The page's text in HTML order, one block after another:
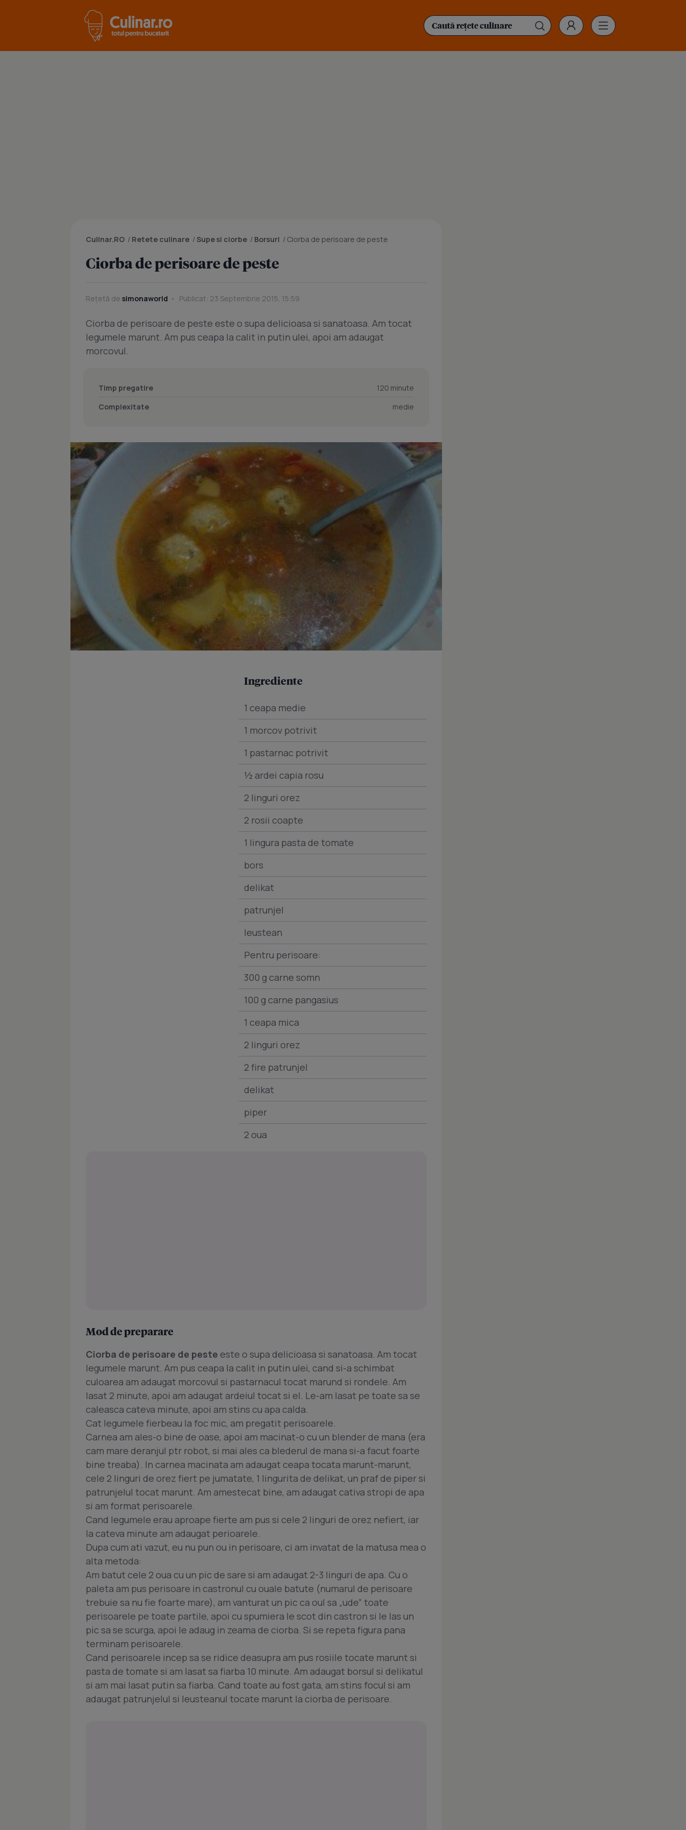
Culinar.RO / Retete culinare / Supe si ciorbe / Borsuri / Ciorba de perisoare de peste
Ciorba de perisoare de peste
Rețetă de simonaworld Publicat: 23 Septembrie 2015, 15:59
Ciorba de perisoare de peste este o supa delicioasa si sanatoasa. Am tocat
legumele marunt. Am pus ceapa la calit in putin ulei, apoi am adaugat
morcovul.
Timp pregatire
120 minute
Complexitate
medie
Ingrediente
1 ceapa medie
1 morcov potrivit
1 pastarnac potrivit
½ ardei capia rosu
2 linguri orez
2 rosii coapte
1 lingura pasta de tomate
bors
delikat
patrunjel
leustean
Pentru perisoare:
300 g carne somn
100 g carne pangasius
1 ceapa mica
2 linguri orez
2 fire patrunjel
delikat
piper
2 oua
Mod de preparare
Ciorba de perisoare de peste este o supa delicioasa si sanatoasa. Am tocat
legumele marunt. Am pus ceapa la calit in putin ulei, cand si-a schimbat
culoarea am adaugat morcovul si pastarnacul tocat marund si rondele. Am
lasat 2 minute, apoi am adaugat ardeiul tocat si el. Le-am lasat pe toate sa se
caleasca cateva minute, apoi am stins cu apa calda.
Cat legumele fierbeau la foc mic, am pregatit perisoarele.
Carnea am ales-o bine de oase, apoi am macinat-o cu un blender de mana (era
cam mare deranjul ptr robot, si mai ales ca blederul de mana si-a facut foarte
bine treaba). In carnea macinata am adaugat ceapa tocata marunt-marunt,
cele 2 linguri de orez fiert pe jumatate, 1 lingurita de delikat, un praf de piper si
patrunjelul tocat marunt. Am amestecat bine, am adaugat cativa stropi de apa
si am format perisoarele.
Cand legumele erau aproape fierte am pus si cele 2 linguri de orez nefiert, iar
la cateva minute am adaugat perioarele.
Dupa cum ati vazut, eu nu pun ou in perisoare, ci am invatat de la matusa mea o
alta metoda:
Am batut cele 2 oua cu un pic de sare si am adaugat 2-3 linguri de apa. Cu o
paleta am pus perisoare in castronul cu ouale batute (numarul de perisoare
trebuie sa nu fie foarte mare), am vanturat un pic ca oul sa „ude” toate
perisoarele pe toate partile, apoi cu spumiera le scot din castron si le las un
pic sa se scurga, apoi le adaug in zeama de ciorba. Si se repeta figura pana
terminam perisoarele.
Cand perisoarele incep sa se ridice deasupra am pus rosiile tocate marunt si
pasta de tomate si am lasat sa fiarba 10 minute. Am adaugat borsul si delikatul
si am mai lasat putin sa fiarba. Cand toate au fost gata, am stins focul si am
adaugat patrunjelul si leusteanul tocate marunt la ciorba de perisoare.